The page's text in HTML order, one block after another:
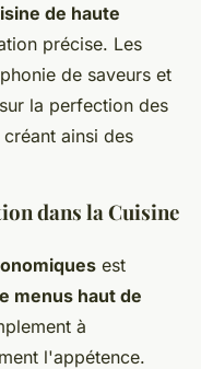
de haute
précise. Les
de saveurs et
la perfection des
ainsi des
dans la Cuisine
est
menus haut de
à
l'appétence.